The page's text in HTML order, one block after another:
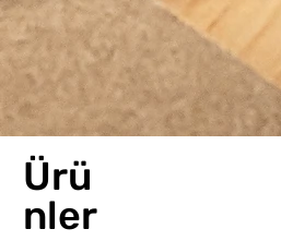
Ürü
nler